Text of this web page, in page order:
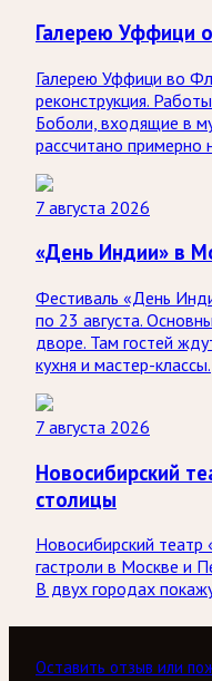
Галерею Уффици
Галерею Уффици во
реконструкция.
Боболи, входящие в
рассчитано примерно
7 августа 2026
«День Индии» в
Фестиваль «День
по 23 августа.
дворе. Там гостей
кухня и мастер-классы.
7 августа 2026
Новосибирский
столицы
Новосибирский
гастроли в Москве и
В двух городах
Оставить отзыв или